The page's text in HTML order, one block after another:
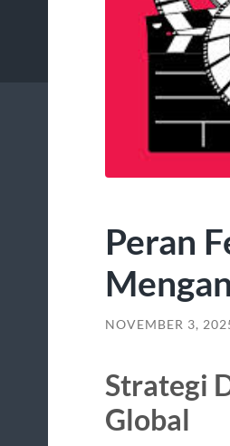
Peran
NOVEMBER 3,
Strategi
Global